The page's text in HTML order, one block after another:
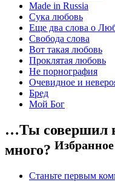
Made in Russia
Сука любовь
Еще два слова о
Свобода слова
Вот такая любовь
Проклятая любовь
Не порнография
Очевидное и
Бред
Мой Бог
…Ты совершил
много? Избранное
Станьте первым